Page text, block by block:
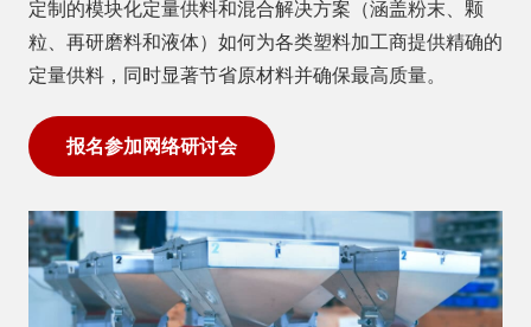
定制的模块化定量供料和混合解决方案（涵盖粉末、颗
粒、再研磨料和液体）如何为各类塑料加工商提供精确的
定量供料，同时显著节省原材料并确保最高质量。
报名参加网络研讨会